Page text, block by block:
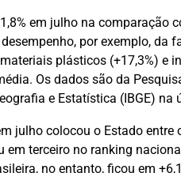
em julho na comparação
por exemplo, da
plásticos (+17,3%) e
Os dados são da
e Estatística (IBGE) na
julho colocou o Estado entre
terceiro no ranking
no entanto, ficou em